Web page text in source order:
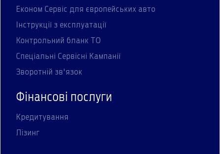
Економ Сервіс для європейських авто
Інструкції з експлуатації
Контрольний бланк ТО
Спеціальні Сервісні Кампанії
Зворотній зв'язок
Фінансові послуги
Кредитування
Лізинг